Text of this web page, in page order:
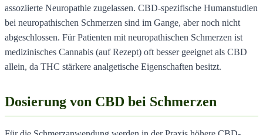
assoziierte Neuropathie zugelassen. CBD-spezifische Humanstudien
bei neuropathischen Schmerzen sind im Gange, aber noch nicht
abgeschlossen. Für Patienten mit neuropathischen Schmerzen ist
medizinisches Cannabis (auf Rezept) oft besser geeignet als CBD
allein, da THC stärkere analgetische Eigenschaften besitzt.
Dosierung von CBD bei Schmerzen